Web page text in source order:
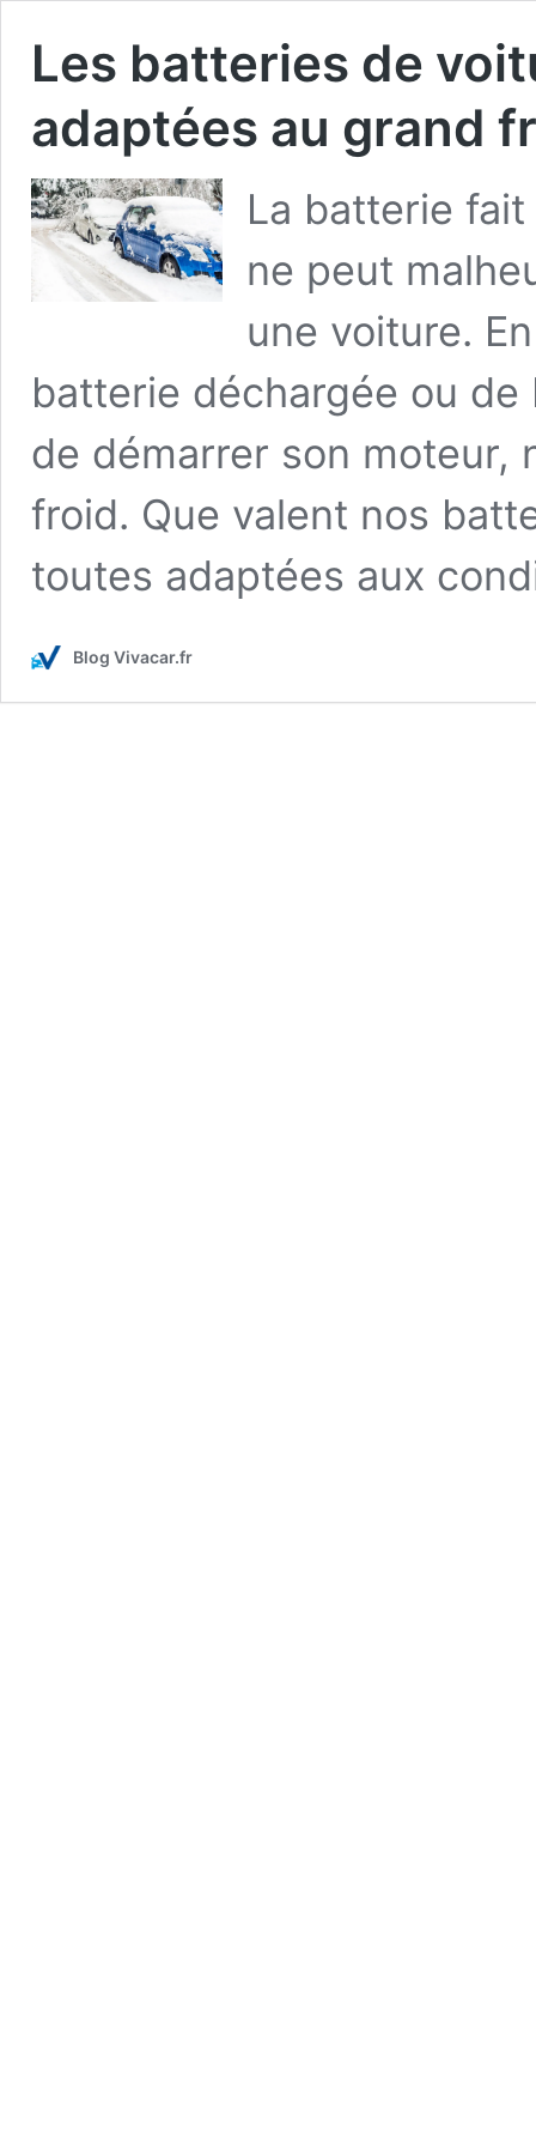
Les batteries de
adaptées au grand
La batterie
ne peut
une voiture.
batterie déchargée ou
de démarrer son moteur,
froid. Que valent nos
toutes adaptées aux
Blog Vivacar.fr